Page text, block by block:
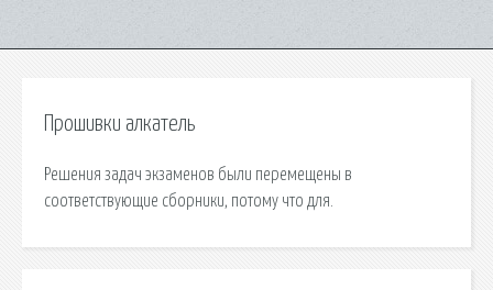
Прошивки алкатель
Решения задач экзаменов были перемещены в
соответствующие сборники, потому что для.